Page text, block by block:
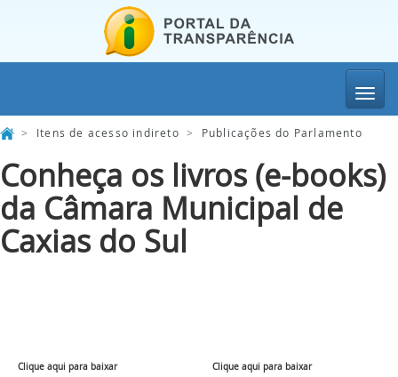
> Itens de acesso indireto > Publicações do Parlamento
Conheça os livros (e-books)
da Câmara Municipal de
Caxias do Sul
Clique aqui para baixar
Clique aqui para baixar